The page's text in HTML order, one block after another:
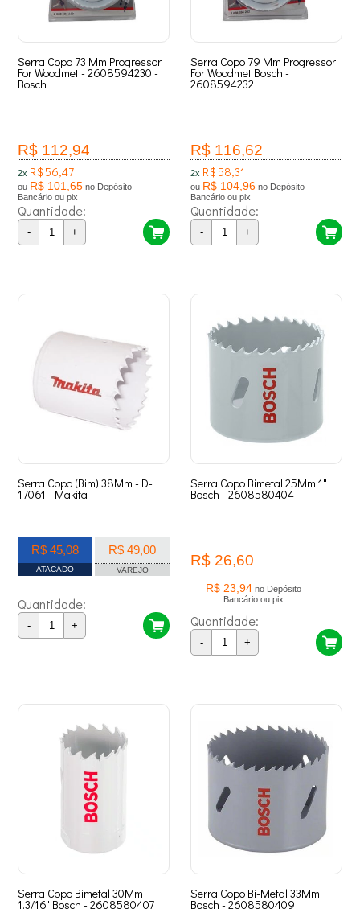
Serra Copo 73 Mm Progressor
For Woodmet - 2608594230 -
Bosch
R$ 112,94
2x R$ 56,47
ou R$ 101,65 no Depósito
Bancário ou pix
Quantidade:
- +
Serra Copo 79 Mm Progressor
For Woodmet Bosch -
2608594232
R$ 116,62
2x R$ 58,31
ou R$ 104,96 no Depósito
Bancário ou pix
Quantidade:
- +
Serra Copo (Bim) 38Mm - D-
17061 - Makita
R$ 45,08
ATACADO
R$ 49,00
VAREJO
Quantidade:
- +
Serra Copo Bimetal 25Mm 1"
Bosch - 2608580404
R$ 26,60
R$ 23,94 no Depósito
Bancário ou pix
Quantidade:
- +
Serra Copo Bimetal 30Mm
1.3/16" Bosch - 2608580407
Serra Copo Bi-Metal 33Mm
Bosch - 2608580409